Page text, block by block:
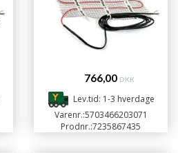
766,00 DKK
Lev.tid: 1-3 hverdage
Varenr.:5703466203071
Prodnr.:7235867435